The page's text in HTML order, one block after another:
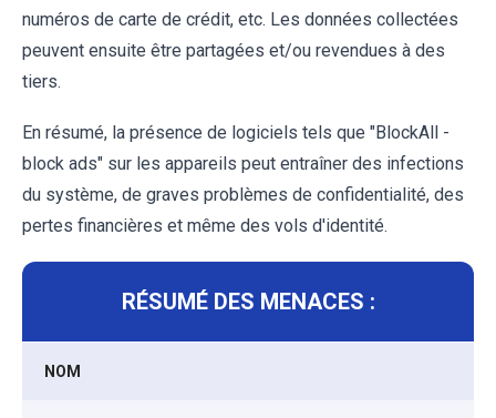
numéros de carte de crédit, etc. Les données collectées
peuvent ensuite être partagées et/ou revendues à des
tiers.
En résumé, la présence de logiciels tels que "BlockAll -
block ads" sur les appareils peut entraîner des infections
du système, de graves problèmes de confidentialité, des
pertes financières et même des vols d'identité.
RÉSUMÉ DES MENACES :
NOM